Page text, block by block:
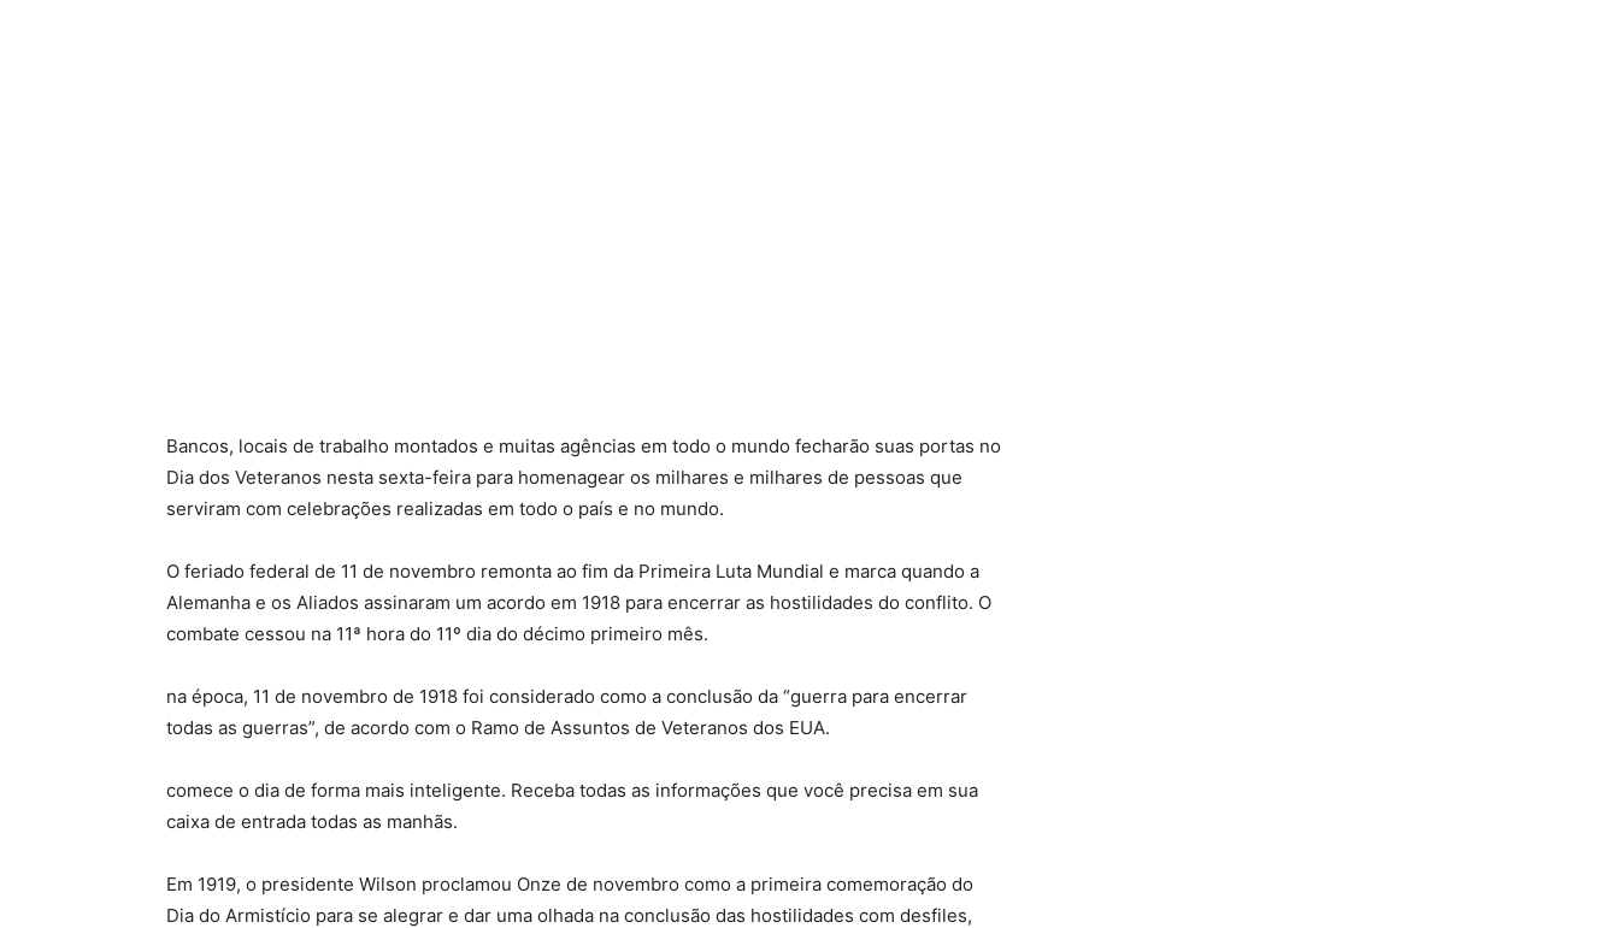
Bancos, locais de trabalho montados e muitas agências em todo o mundo fecharão suas portas no
Dia dos Veteranos nesta sexta-feira para homenagear os milhares e milhares de pessoas que
serviram com celebrações realizadas em todo o país e no mundo.
O feriado federal de 11 de novembro remonta ao fim da Primeira Luta Mundial e marca quando a
Alemanha e os Aliados assinaram um acordo em 1918 para encerrar as hostilidades do conflito. O
combate cessou na 11ª hora do 11º dia do décimo primeiro mês.
na época, 11 de novembro de 1918 foi considerado como a conclusão da “guerra para encerrar
todas as guerras”, de acordo com o Ramo de Assuntos de Veteranos dos EUA.
comece o dia de forma mais inteligente. Receba todas as informações que você precisa em sua
caixa de entrada todas as manhãs.
Em 1919, o presidente Wilson proclamou Onze de novembro como a primeira comemoração do
Dia do Armistício para se alegrar e dar uma olhada na conclusão das hostilidades com desfiles,